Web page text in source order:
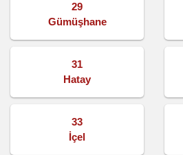
29
Gümüşhane
31
Hatay
33
İçel